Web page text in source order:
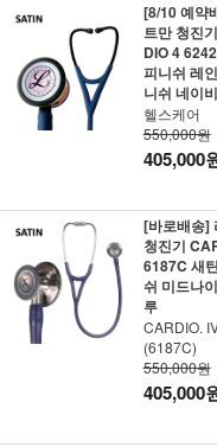
[8/10 예약
트만 청진
DIO 4
피니쉬 레
니쉬 네이
헬스케어
550,000원
405,000
[바로배송]
청진기
6187C 새
쉬 미드나
루
CARDIO.
(6187C)
550,000원
405,000